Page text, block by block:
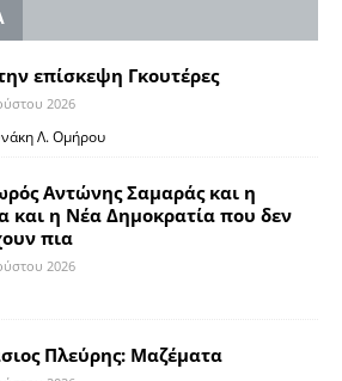
επίσκεψη Γκουτέρες
2026
Λ. Ομήρου
Αντώνης Σαμαράς και η
και η Νέα Δημοκρατία που δεν
πια
2026
Πλεύρης: Μαζέματα